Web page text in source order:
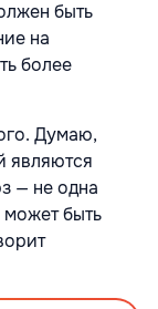
быть
на
более
Думаю,
являются
— не одна
может быть